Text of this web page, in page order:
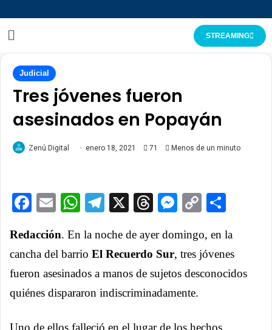
STREAMING
Judicial
Tres jóvenes fueron
asesinados en Popayán
Zenú Digital enero 18, 2021 71 Menos de un minuto
Facebook
EmailWhatsApp
Telegram
X ThreadsCopy
Redacción. En la noche de ayer domingo, en la
cancha del barrio El Recuerdo Sur, tres jóvenes
fueron asesinados a manos de sujetos desconocidos
quiénes dispararon indiscriminadamente.